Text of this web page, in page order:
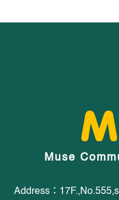
Muse
Address：